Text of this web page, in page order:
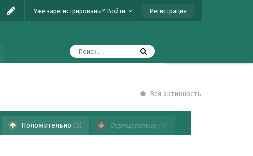
Уже зарегистрированы? Войти Регистрация
Вся активность
Положительно (3) Отрицательно (0)